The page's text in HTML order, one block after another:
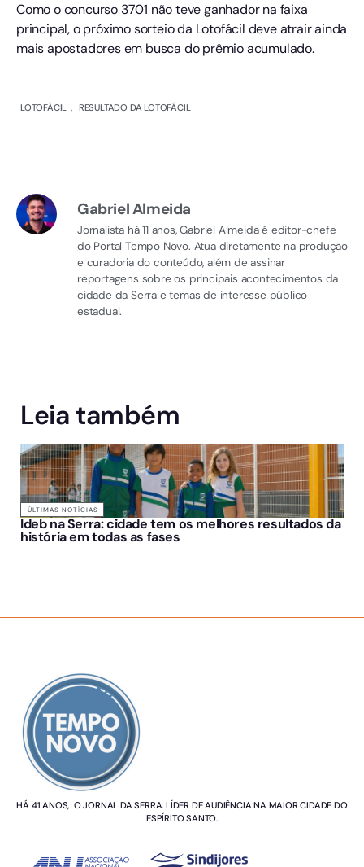
Como o concurso 3701 não teve ganhador na faixa
principal, o próximo sorteio da Lotofácil deve atrair ainda
mais apostadores em busca do prêmio acumulado.
LOTOFÁCIL , RESULTADO DA LOTOFÁCIL
Gabriel Almeida
Jornalista há 11 anos, Gabriel Almeida é editor-chefe
do Portal Tempo Novo. Atua diretamente na produção
e curadoria do conteúdo, além de assinar
reportagens sobre os principais acontecimentos da
cidade da Serra e temas de interesse público
estadual.
Leia também
ÚLTIMAS NOTÍCIAS
Ideb na Serra: cidade tem os melhores resultados da
história em todas as fases
HÁ 41 ANOS, O JORNAL DA SERRA. LÍDER DE AUDIÊNCIA NA MAIOR CIDADE DO
ESPÍRITO SANTO.